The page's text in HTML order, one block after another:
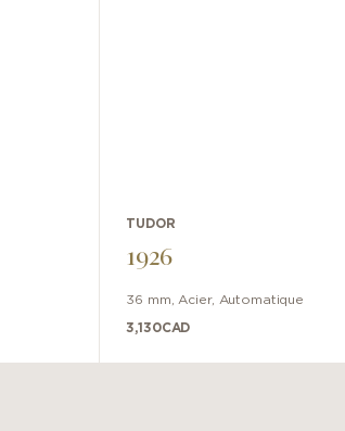
TUDOR
1926
36 mm Acier, Automatique
3,130CAD